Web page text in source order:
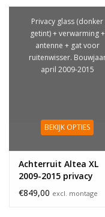
Privacy glass (donker
getint) + verwarming +
antenne + gat voor
ruitenwisser.
april 2009-2015
BEKIJK OPTIES
Achterruit Altea XL
2009-2015 privacy
glass antenne
€849,00 excl. montage